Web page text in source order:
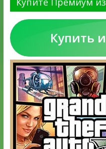
Купить